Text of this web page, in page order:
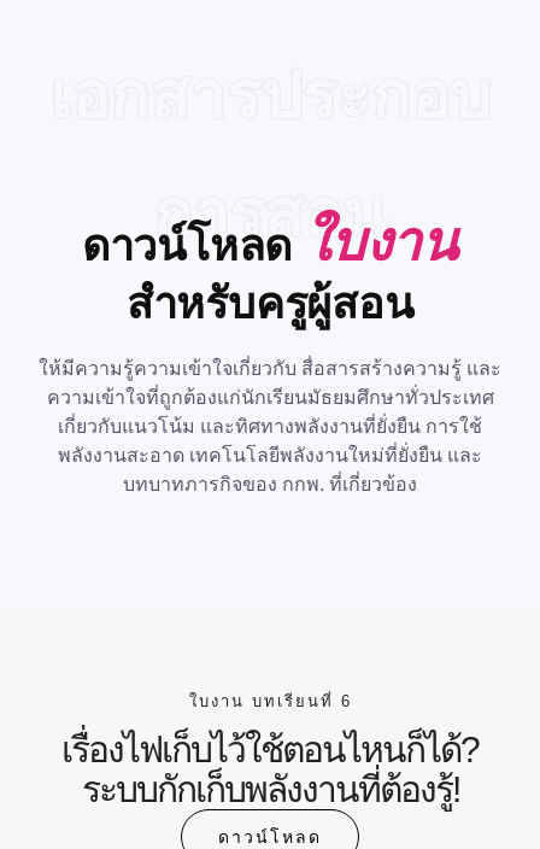
เอกสารประกอบ
การสอน
ดาวน์โหลด ใบงาน
สำหรับครูผู้สอน
ให้มีความรู้ความเข้าใจเกี่ยวกับ สื่อสารสร้างความรู้ และ
ความเข้าใจที่ถูกต้องแก่นักเรียนมัธยมศึกษาทั่วประเทศ
เกี่ยวกับแนวโน้ม และทิศทางพลังงานที่ยั่งยืน การใช้
พลังงานสะอาด เทคโนโลยีพลังงานใหม่ที่ยั่งยืน และ
บทบาทภารกิจของ กกพ. ที่เกี่ยวข้อง
ใบงาน บทเรียนที่ 6
เรื่องไฟเก็บไว้ใช้ตอนไหนก็ได้?
ระบบกักเก็บพลังงานที่ต้องรู้!
ดาวน์โหลด